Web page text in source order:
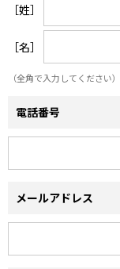
［姓］
［名］
（全角で入力してください）
電話番号
メールアドレス